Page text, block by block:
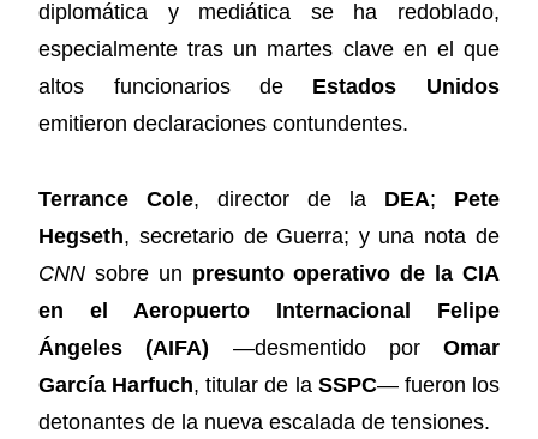
diplomática y mediática se ha redoblado,
especialmente tras un martes clave en el que
altos funcionarios de Estados Unidos
emitieron declaraciones contundentes.
Terrance Cole, director de la DEA; Pete
Hegseth, secretario de Guerra; y una nota de
CNN sobre un presunto operativo de la CIA
en el Aeropuerto Internacional Felipe
Ángeles (AIFA) —desmentido por Omar
García Harfuch, titular de la SSPC— fueron los
detonantes de la nueva escalada de tensiones.